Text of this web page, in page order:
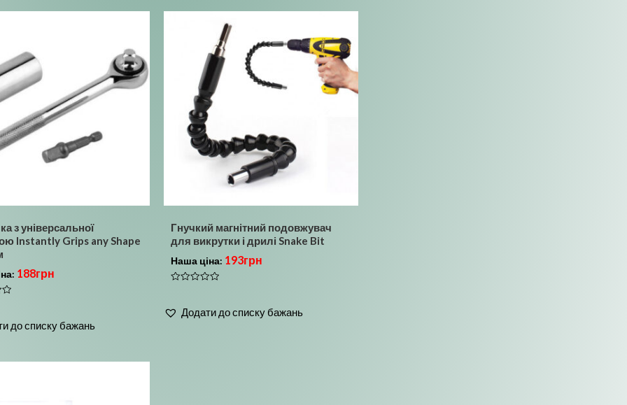
з універсальної
Instantly Grips any Shape
188грн
до списку бажань
Гнучкий магнітний подовжувач
для викрутки і дрилі Snake Bit
Наша ціна: 193грн
з
Додати до списку бажань